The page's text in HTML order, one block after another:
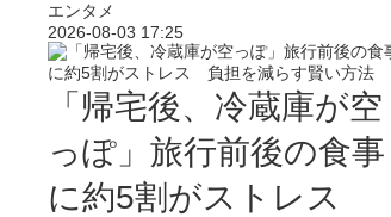
エンタメ
2026-08-03 17:25
「帰宅後、冷蔵庫が空
っぽ」旅行前後の食事
に約5割がストレス